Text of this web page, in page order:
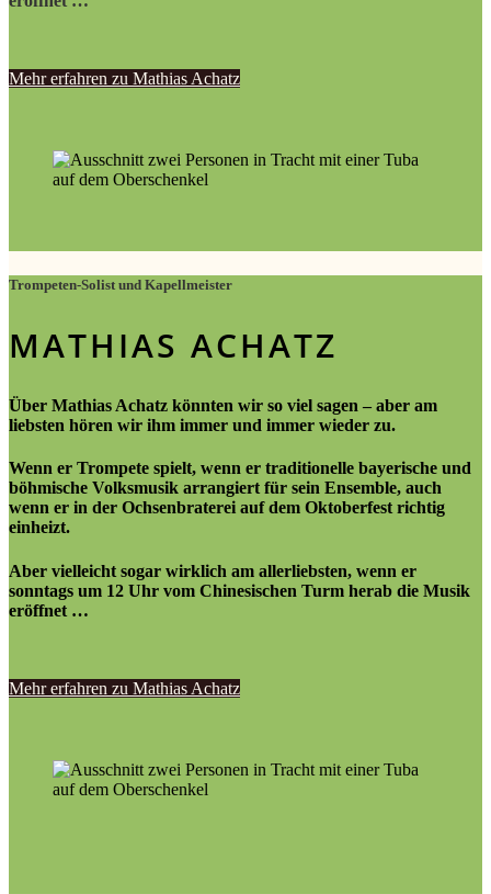
Mehr erfahren zu Mathias Achatz
Trompeten-Solist und Kapellmeister
MATHIAS ACHATZ
Über Mathias Achatz könnten wir so viel sagen – aber am
liebsten hören wir ihm immer und immer wieder zu.
Wenn er Trompete spielt, wenn er traditionelle bayerische und
böhmische Volksmusik arrangiert für sein Ensemble, auch
wenn er in der Ochsenbraterei auf dem Oktoberfest richtig
einheizt.
Aber vielleicht sogar wirklich am allerliebsten, wenn er
sonntags um 12 Uhr vom Chinesischen Turm herab die Musik
eröffnet …
Mehr erfahren zu Mathias Achatz